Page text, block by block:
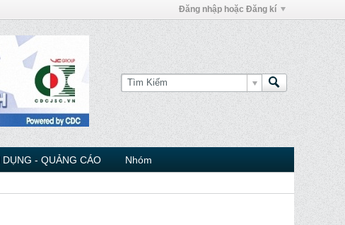
Đăng nhập hoặc Đăng kí
DỤNG - QUẢNG CÁO Nhóm